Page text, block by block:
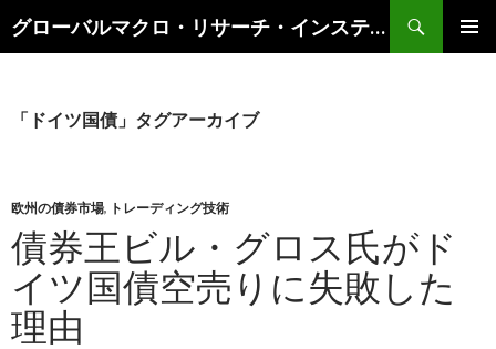
グローバルマクロ・リサーチ・インスティテュート
索
ン
キ
ッ
プ
「ドイツ国債」タグアーカイブ
欧州の債券市場, トレーディング技術
債券王ビル・グロス氏がド
イツ国債空売りに失敗した
理由